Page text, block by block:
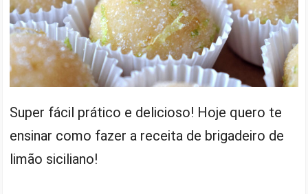
Super fácil prático e delicioso! Hoje quero te
ensinar como fazer a receita de brigadeiro de
limão siciliano!